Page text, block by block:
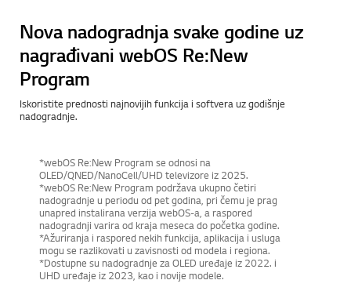
Nova nadogradnja svake godine uz
nagrađivani webOS Re:New
Program
Iskoristite prednosti najnovijih funkcija i softvera uz godišnje
nadogradnje.
*webOS Re:New Program se odnosi na
OLED/QNED/NanoCell/UHD televizore iz 2025.
*webOS Re:New Program podržava ukupno četiri
nadogradnje u periodu od pet godina, pri čemu je prag
unapred instalirana verzija webOS-a, a raspored
nadogradnji varira od kraja meseca do početka godine.
*Ažuriranja i raspored nekih funkcija, aplikacija i usluga
mogu se razlikovati u zavisnosti od modela i regiona.
*Dostupne su nadogradnje za OLED uređaje iz 2022. i
UHD uređaje iz 2023, kao i novije modele.